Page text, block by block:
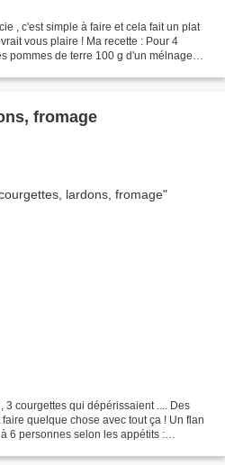
, c'est simple à faire et cela fait un plat
vous plaire ! Ma recette : Pour 4
pommes de terre 100 g d'un mélnage
fromage
3 courgettes qui dépérissaient .... Des
quelque chose avec tout ça ! Un flan
6 personnes selon les appétits :